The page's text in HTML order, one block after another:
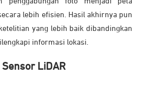
lebih efisien. Hasil akhirnya pun
yang lebih baik dibandingkan
informasi lokasi.
LiDAR